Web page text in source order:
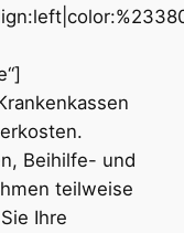
Beihilfe- und
teilweise
Ihre